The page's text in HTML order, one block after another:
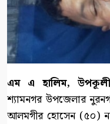
এম এ হালিম,
শ্যামনগর উপজেলার
আলমগীর হোসেন (৫০)